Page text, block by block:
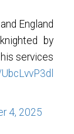
England
by
services
4, 2025